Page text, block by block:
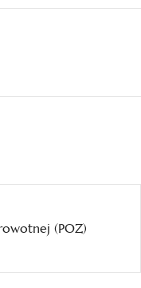
(POZ)